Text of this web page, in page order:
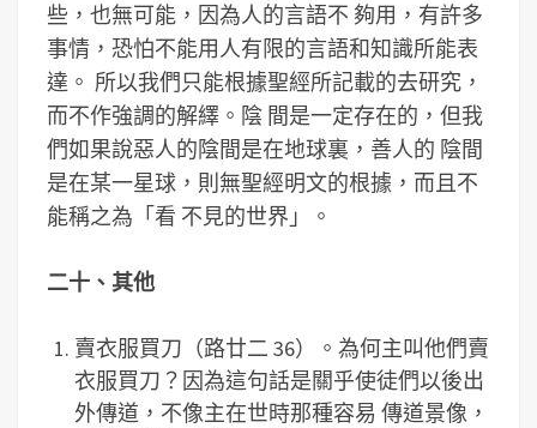
些，也無可能，因為人的言語不 夠用，有許多
事情，恐怕不能用人有限的言語和知識所能表
達。 所以我們只能根據聖經所記載的去研究，
而不作強調的解繹。陰 間是一定存在的，但我
們如果說惡人的陰間是在地球裏，善人的 陰間
是在某一星球，則無聖經明文的根據，而且不
能稱之為「看 不見的世界」。
二十、其他
賣衣服買刀（路廿二 36）。為何主叫他們賣
衣服買刀？因為這句話是關乎使徒們以後出
外傳道，不像主在世時那種容易 傳道景像，